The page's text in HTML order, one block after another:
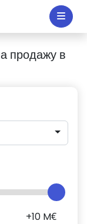
продажу в
+10 M€